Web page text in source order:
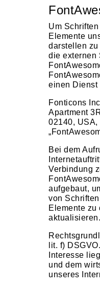
Um
Elemente
darstellen
die externen
einen Dienst
Fonticons
Apartment
02140,
Bei dem
Verbindung
aufgebaut,
von
Elemente zu
aktualisieren.
lit. f)
Interesse
und dem
unseres